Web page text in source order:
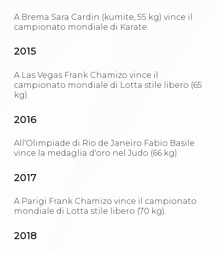
A Brema Sara Cardin (kumite, 55 kg) vince il
campionato mondiale di Karate.
2015
A Las Vegas Frank Chamizo vince il
campionato mondiale di Lotta stile libero (65
kg).
2016
All'Olimpiade di Rio de Janeiro Fabio Basile
vince la medaglia d'oro nel Judo (66 kg).
2017
A Parigi Frank Chamizo vince il campionato
mondiale di Lotta stile libero (70 kg).
2018